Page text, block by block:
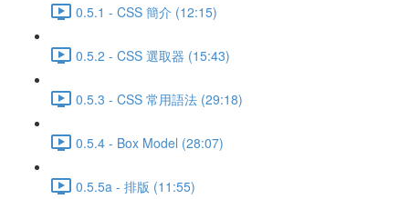
0.5.1 - CSS 簡介 (12:15)
0.5.2 - CSS 選取器 (15:43)
0.5.3 - CSS 常用語法 (29:18)
0.5.4 - Box Model (28:07)
0.5.5a - 排版 (11:55)